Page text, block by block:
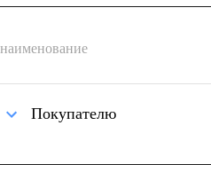
Покупателю